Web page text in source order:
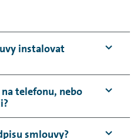
instalovat
pomocí
telefonu, nebo
podepsat na
smlouvy?